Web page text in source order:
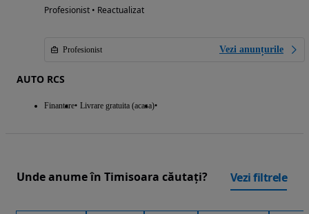
Profesionist • Reactualizat
Profesionist Vezi anunțurile
AUTO RCS
Finantare Livrare gratuita (acasa)
Unde anume în Timisoara căutați? Vezi filtrele